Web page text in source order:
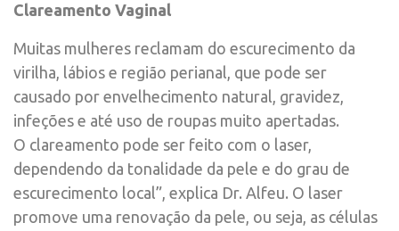
Clareamento Vaginal
Muitas mulheres reclamam do escurecimento da
virilha, lábios e região perianal, que pode ser
causado por envelhecimento natural, gravidez,
infeções e até uso de roupas muito apertadas.
O clareamento pode ser feito com o laser,
dependendo da tonalidade da pele e do grau de
escurecimento local”, explica Dr. Alfeu. O laser
promove uma renovação da pele, ou seja, as células